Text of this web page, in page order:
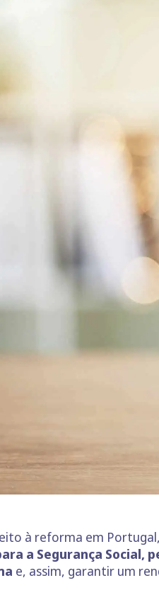
à reforma em
a Segurança Social,
e, assim, garantir um